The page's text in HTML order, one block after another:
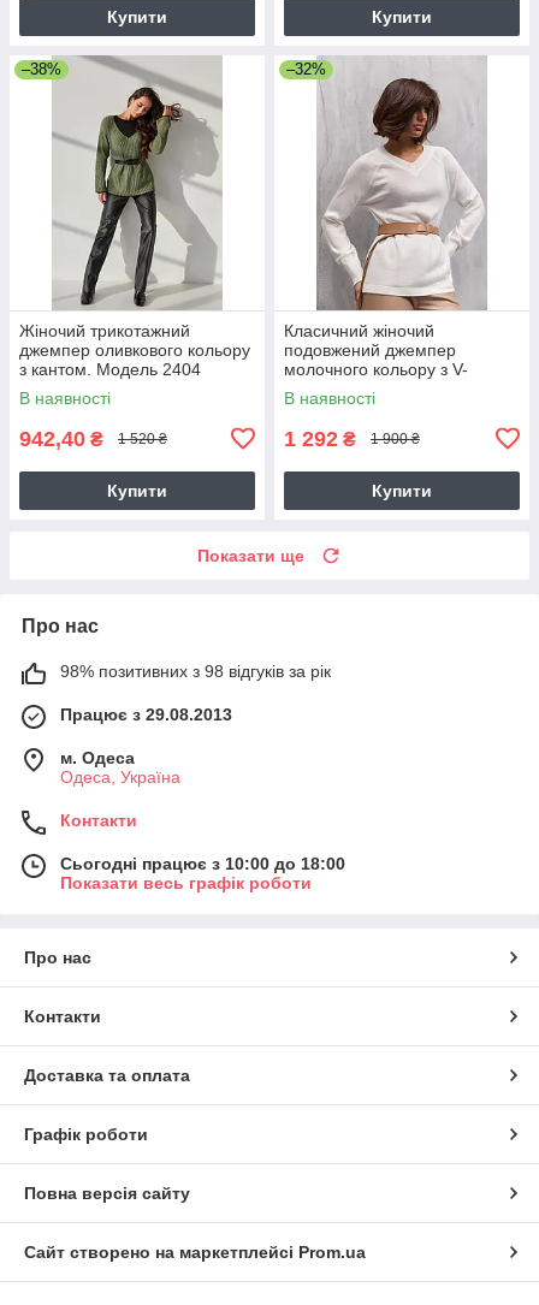
Купити Купити
–38%
Жіночий трикотажний
джемпер оливкового кольору
з кантом. Модель 2404
Trikobakh
В наявності
942,40 ₴ 1 520 ₴
Купити
–32%
Класичний жіночий
подовжений джемпер
молочного кольору з V-
вирізом. Модель 2712
В наявності
1 292 ₴ 1 900 ₴
Купити
Показати ще
Про нас
98% позитивних з 98 відгуків за рік
Працює з 29.08.2013
м. Одеса
Одеса, Україна
Контакти
Сьогодні працює з 10:00 до 18:00
Показати весь графік роботи
Про нас
Контакти
Доставка та оплата
Графік роботи
Повна версія сайту
Сайт створено на маркетплейсі Prom.ua